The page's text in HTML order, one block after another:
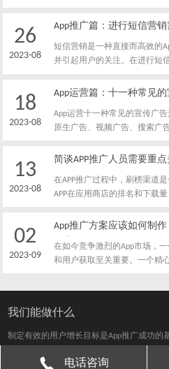
是几个关键步骤，帮助您正确
26
2023-08
App推广篇：进行短信营
短信营销是一种直接而高效的
并引起用户的关注。在进行短
点。
18
2023-08
App运营篇：十一种常见
App运营十一种常见的宣传广
原生广告、视频广告、搜索广
目标用户和推广需求，选择合
13
2023-08
简谈APP推广人员需要重
在APP推广过程中，刷榜渠道
APP在应用商店的排名和下载
需要谨慎选择和关注合适的刷
人员需要重点关注的刷榜渠道
02
2023-09
App推广方案应该如何制
要素
在如今竞争激烈的App市场，
和用户获取至关重要。一个精
我们能做什么
制定有效的用户增长目标是App推广成功的
段设定目标、数据驱动的目标设定以及持续
电话咨询